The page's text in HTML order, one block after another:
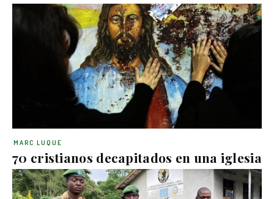
70 cristianos decapitados en una iglesia
MARC LUQUE